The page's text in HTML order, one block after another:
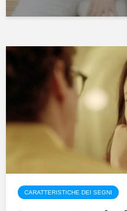
CARATTERISTICHE DEI SEGNI